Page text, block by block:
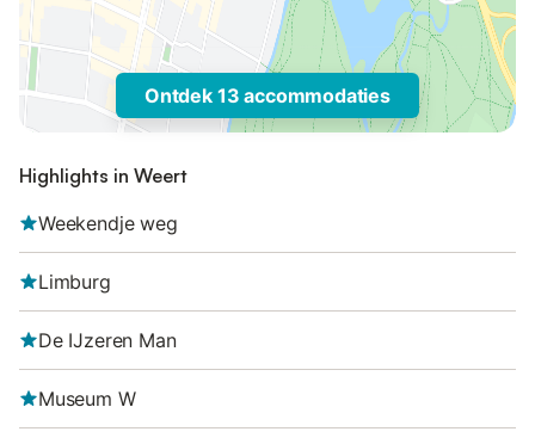
Ontdek 13 accommodaties
Highlights in Weert
Weekendje weg
Limburg
De IJzeren Man
Museum W